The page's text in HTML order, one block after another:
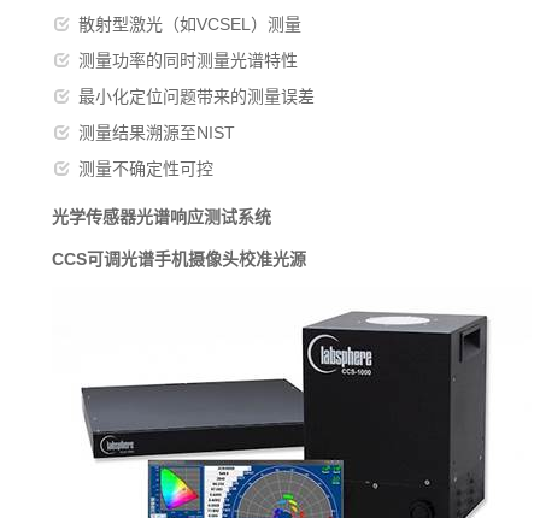
散射型激光（如VCSEL）测量
测量功率的同时测量光谱特性
最小化定位问题带来的测量误差
测量结果溯源至NIST
测量不确定性可控
光学传感器光谱响应测试系统
CCS可调光谱手机摄像头校准光源